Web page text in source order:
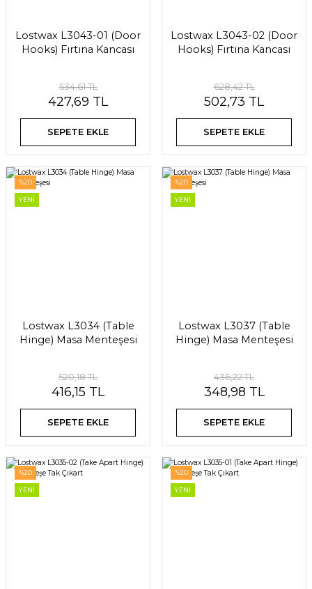
Lostwax L3043-01 (Door
Hooks) Fırtına Kancası
534,61 TL
427,69 TL
SEPETE EKLE
Lostwax L3043-02 (Door
Hooks) Fırtına Kancası
628,42 TL
502,73 TL
SEPETE EKLE
%20
YENİ
Lostwax L3034 (Table
Hinge) Masa Menteşesi
520,18 TL
416,15 TL
SEPETE EKLE
%20
YENİ
Lostwax L3037 (Table
Hinge) Masa Menteşesi
436,22 TL
348,98 TL
SEPETE EKLE
%20
YENİ
%20
YENİ